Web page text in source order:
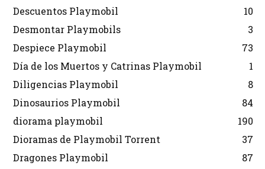
Descuentos Playmobil
10
Desmontar Playmobils
3
Despiece Playmobil
73
Día de los Muertos y Catrinas Playmobil
1
Diligencias Playmobil
8
Dinosaurios Playmobil
84
diorama playmobil
190
Dioramas de Playmobil Torrent
37
Dragones Playmobil
87